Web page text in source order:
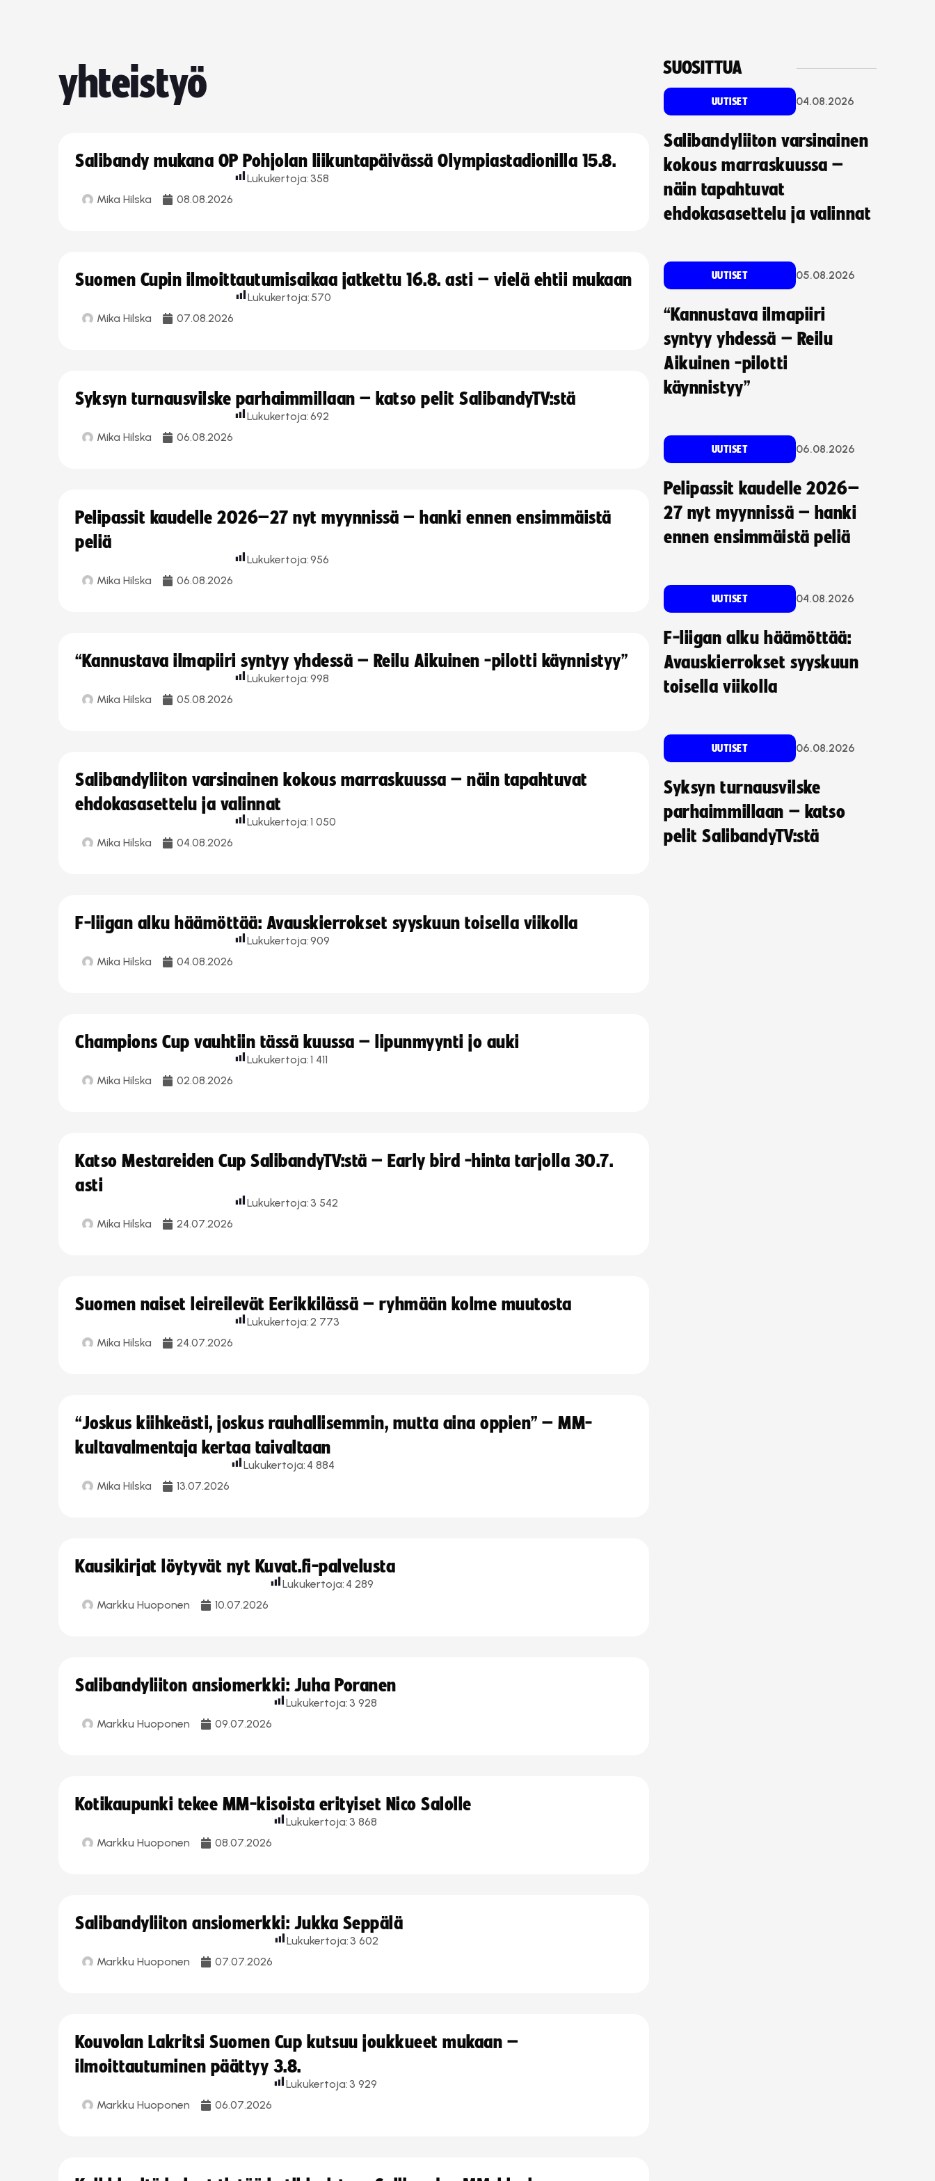
yhteistyö
Salibandy mukana OP Pohjolan liikuntapäivässä Olympiastadionilla 15.8.
Mika Hilska 08.08.2026
Lukukertoja: 358
Suomen Cupin ilmoittautumisaikaa jatkettu 16.8. asti – vielä ehtii mukaan
Mika Hilska 07.08.2026
Lukukertoja: 570
Syksyn turnausvilske parhaimmillaan – katso pelit SalibandyTV:stä
Mika Hilska 06.08.2026
Lukukertoja:692
Pelipassit kaudelle 2026–27 nyt myynnissä – hanki ennen ensimmäistä
peliä
Mika Hilska 06.08.2026
Lukukertoja:956
“Kannustava ilmapiiri syntyy yhdessä – Reilu Aikuinen -pilotti käynnistyy”
Mika Hilska 05.08.2026
Lukukertoja:998
Salibandyliiton varsinainen kokous marraskuussa – näin tapahtuvat
ehdokasasettelu ja valinnat
Mika Hilska 04.08.2026
Lukukertoja:1 050
F-liigan alku häämöttää: Avauskierrokset syyskuun toisella viikolla
Mika Hilska 04.08.2026
Lukukertoja:909
Champions Cup vauhtiin tässä kuussa – lipunmyynti jo auki
Mika Hilska 02.08.2026
Lukukertoja:1 411
Katso Mestareiden Cup SalibandyTV:stä – Early bird -hinta tarjolla 30.7.
asti
Mika Hilska 24.07.2026
Lukukertoja: 3 542
Suomen naiset leireilevät Eerikkilässä – ryhmään kolme muutosta
Mika Hilska 24.07.2026
Lukukertoja:2 773
“Joskus kiihkeästi, joskus rauhallisemmin, mutta aina oppien” – MM-
kultavalmentaja kertaa taivaltaan
Mika Hilska 13.07.2026
Lukukertoja: 4 884
Kausikirjat löytyvät nyt Kuvat.fi-palvelusta
Markku Huoponen 10.07.2026
Lukukertoja: 4 289
Salibandyliiton ansiomerkki: Juha Poranen
Markku Huoponen 09.07.2026
Lukukertoja: 3 928
Kotikaupunki tekee MM-kisoista erityiset Nico Salolle
Markku Huoponen 08.07.2026
Lukukertoja: 3 868
Salibandyliiton ansiomerkki: Jukka Seppälä
Markku Huoponen 07.07.2026
Lukukertoja: 3 602
Kouvolan Lakritsi Suomen Cup kutsuu joukkueet mukaan –
ilmoittautuminen päättyy 3.8.
Markku Huoponen 06.07.2026
Lukukertoja: 3 929
SUOSITTUA
UUTISET 04.08.2026
Salibandyliiton varsinainen
kokous marraskuussa –
näin tapahtuvat
ehdokasasettelu ja valinnat
UUTISET 05.08.2026
“Kannustava ilmapiiri
syntyy yhdessä – Reilu
Aikuinen -pilotti
käynnistyy”
UUTISET 06.08.2026
Pelipassit kaudelle 2026–
27 nyt myynnissä – hanki
ennen ensimmäistä peliä
UUTISET 04.08.2026
F-liigan alku häämöttää:
Avauskierrokset syyskuun
toisella viikolla
UUTISET 06.08.2026
Syksyn turnausvilske
parhaimmillaan – katso
pelit SalibandyTV:stä